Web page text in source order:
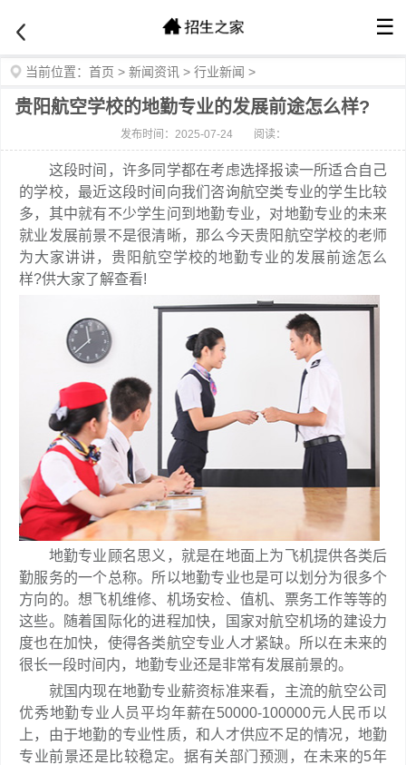
☰
当前位置： 首页 > 新闻资讯 > 行业新闻 >
贵阳航空学校的地勤专业的发展前途怎么样?
发布时间：2025-07-24 阅读：
这段时间，许多同学都在考虑选择报读一所适合自己
的学校，最近这段时间向我们咨询航空类专业的学生比较
多，其中就有不少学生问到地勤专业，对地勤专业的未来
就业发展前景不是很清晰，那么今天贵阳航空学校的老师
为大家讲讲，贵阳航空学校的地勤专业的发展前途怎么
样?供大家了解查看!
地勤专业顾名思义，就是在地面上为飞机提供各类后
勤服务的一个总称。所以地勤专业也是可以划分为很多个
方向的。想飞机维修、机场安检、值机、票务工作等等的
这些。随着国际化的进程加快，国家对航空机场的建设力
度也在加快，使得各类航空专业人才紧缺。所以在未来的
很长一段时间内，地勤专业还是非常有发展前景的。
就国内现在地勤专业薪资标准来看，主流的航空公司
优秀地勤专业人员平均年薪在50000-100000元人民币以
上，由于地勤的专业性质，和人才供应不足的情况，地勤
专业前景还是比较稳定。据有关部门预测，在未来的5年